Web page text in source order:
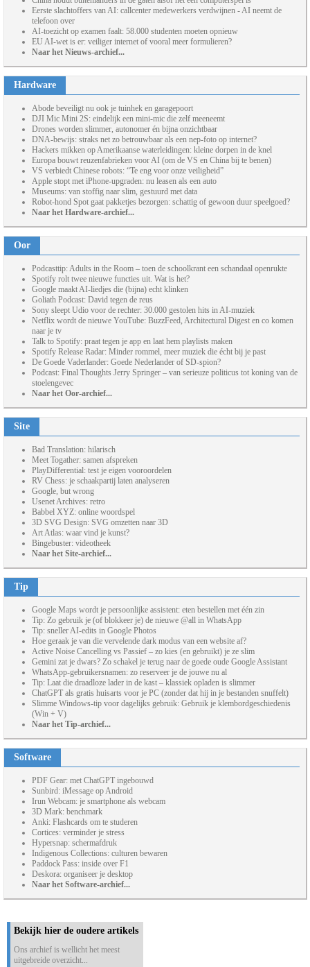
Eerste slachtoffers van AI: callcenter medewerkers verdwijnen - AI neemt de
telefoon over
AI-toezicht op examen faalt: 58.000 studenten moeten opnieuw
EU AI-wet is er: veiliger internet of vooral meer formulieren?
Naar het Nieuws-archief...
Hardware
Abode beveiligt nu ook je tuinhek en garagepoort
DJI Mic Mini 2S: eindelijk een mini-mic die zelf meeneemt
Drones worden slimmer, autonomer én bijna onzichtbaar
DNA-bewijs: straks net zo betrouwbaar als een nep-foto op internet?
Hackers mikken op Amerikaanse waterleidingen: kleine dorpen in de knel
Europa bouwt reuzenfabrieken voor AI (om de VS en China bij te benen)
VS verbiedt Chinese robots: “Te eng voor onze veiligheid”
Apple stopt met iPhone-upgraden: nu leasen als een auto
Museums: van stoffig naar slim, gestuurd met data
Robot-hond Spot gaat pakketjes bezorgen: schattig of gewoon duur speelgoed?
Naar het Hardware-archief...
Oor
Podcasttip: Adults in the Room – toen de schoolkrant een schandaal openrukte
Spotify rolt twee nieuwe functies uit. Wat is het?
Google maakt AI-liedjes die (bijna) echt klinken
Goliath Podcast: David tegen de reus
Sony sleept Udio voor de rechter: 30.000 gestolen hits in AI-muziek
Netflix wordt de nieuwe YouTube: BuzzFeed, Architectural Digest en co komen
naar je tv
Talk to Spotify: praat tegen je app en laat hem playlists maken
Spotify Release Radar: Minder rommel, meer muziek die écht bij je past
De Goede Vaderlander: Goede Nederlander of SD-spion?
Podcast: Final Thoughts Jerry Springer – van serieuze politicus tot koning van de
stoelengevec
Naar het Oor-archief...
Site
Bad Translation: hilarisch
Meet Togather: samen afspreken
PlayDifferential: test je eigen vooroordelen
RV Chess: je schaakpartij laten analyseren
Google, but wrong
Usenet Archives: retro
Babbel XYZ: online woordspel
3D SVG Design: SVG omzetten naar 3D
Art Atlas: waar vind je kunst?
Bingebuster: videotheek
Naar het Site-archief...
Tip
Google Maps wordt je persoonlijke assistent: eten bestellen met één zin
Tip: Zo gebruik je (of blokkeer je) de nieuwe @all in WhatsApp
Tip: sneller AI-edits in Google Photos
Hoe geraak je van die vervelende dark modus van een website af?
Active Noise Cancelling vs Passief – zo kies (en gebruikt) je ze slim
Gemini zat je dwars? Zo schakel je terug naar de goede oude Google Assistant
WhatsApp-gebruikersnamen: zo reserveer je de jouwe nu al
Tip: Laat die draadloze lader in de kast – klassiek opladen is slimmer
ChatGPT als gratis huisarts voor je PC (zonder dat hij in je bestanden snuffelt)
Slimme Windows-tip voor dagelijks gebruik: Gebruik je klembordgeschiedenis
(Win + V)
Naar het Tip-archief...
Software
PDF Gear: met ChatGPT ingebouwd
Sunbird: iMessage op Android
Irun Webcam: je smartphone als webcam
3D Mark: benchmark
Anki: Flashcards om te studeren
Cortices: verminder je stress
Hypersnap: schermafdruk
Indigenous Collections: culturen bewaren
Paddock Pass: inside over F1
Deskora: organiseer je desktop
Naar het Software-archief...
Bekijk hier de oudere artikels
Ons archief is wellicht het meest
uitgebreide overzicht...